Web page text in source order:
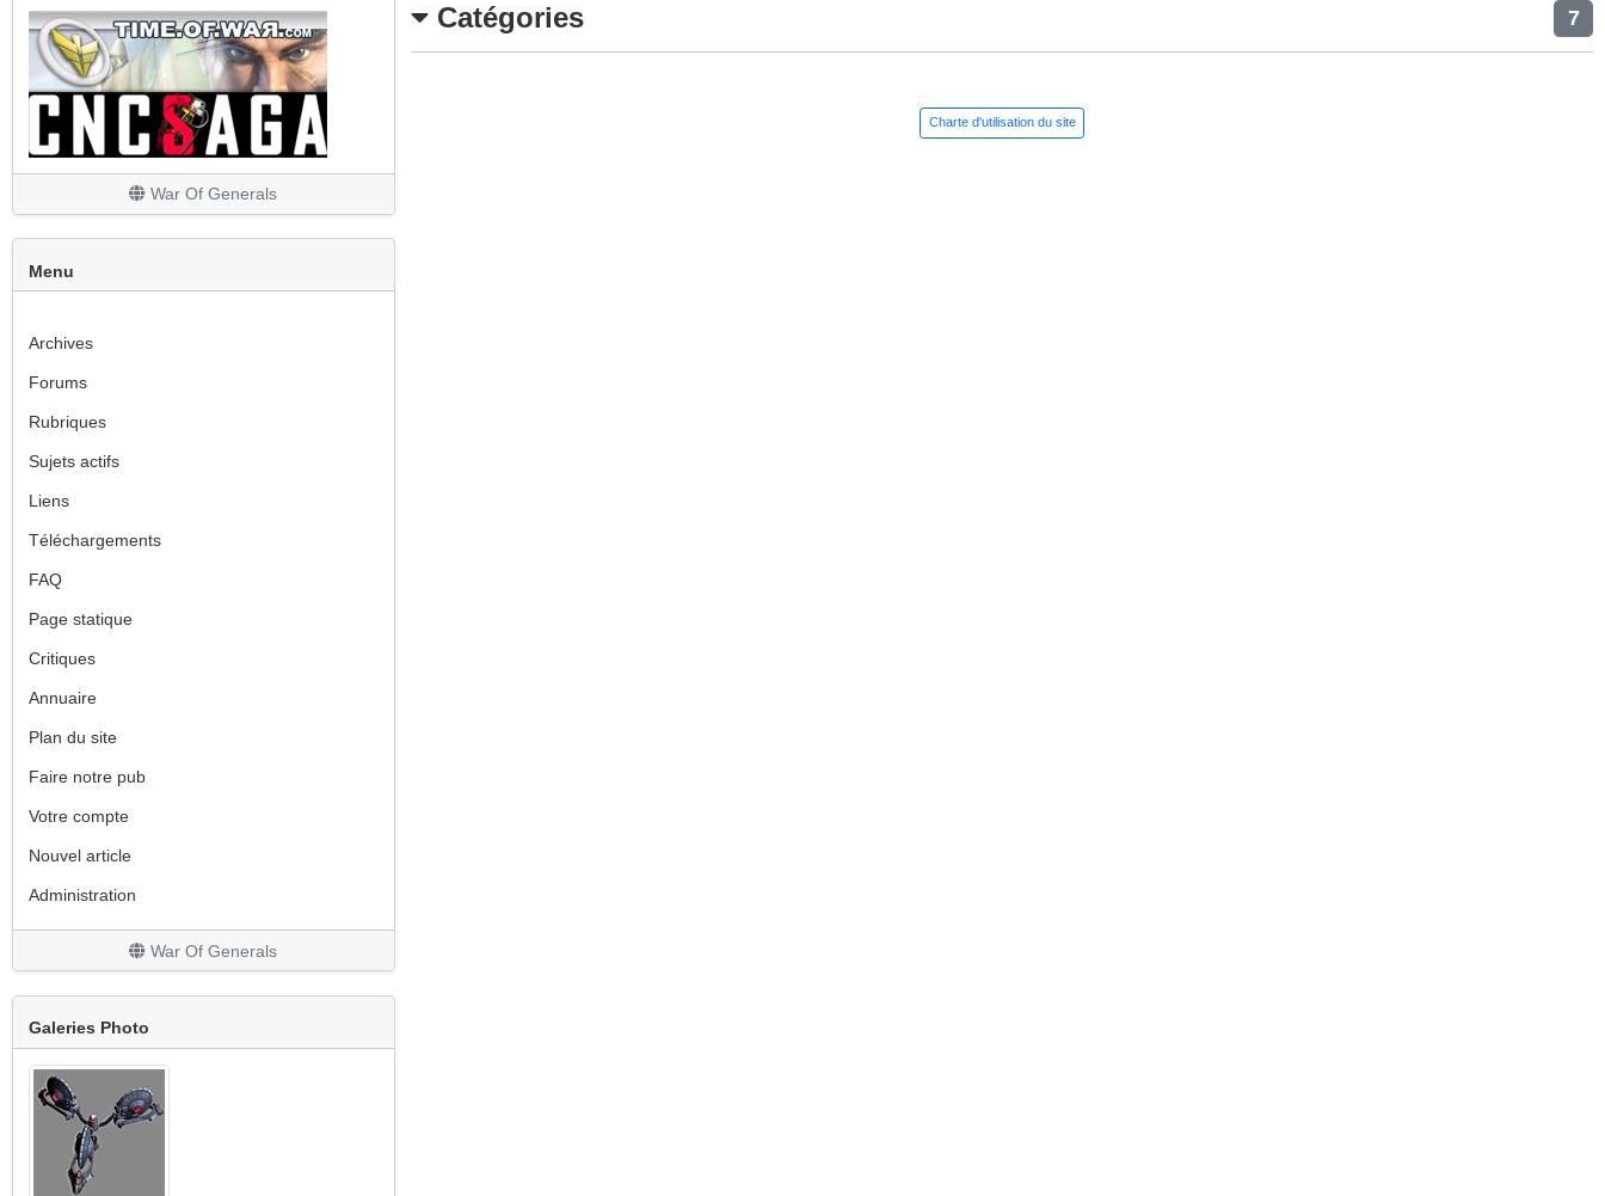
Grosse mise à jour
Le site est en travaux
Les finitions
War Of Generals
Menu
Archives
Forums
Rubriques
Sujets actifs
Liens
Téléchargements
FAQ
Page statique
Critiques
Annuaire
Plan du site
Faire notre pub
Votre compte
Nouvel article
Administration
War Of Generals
Galeries Photo
Catégories 7
Charte d'utilisation du site